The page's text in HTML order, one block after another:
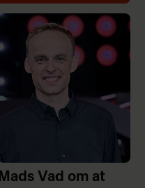
Mads Vad om at